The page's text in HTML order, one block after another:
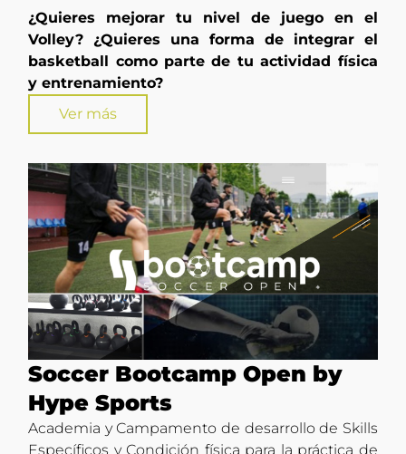
¿Quieres mejorar tu nivel de juego en el
Volley? ¿Quieres una forma de integrar el
basketball como parte de tu actividad física
y entrenamiento?
Ver más
Soccer Bootcamp Open by
Hype Sports
Academia y Campamento de desarrollo de Skills
Específicos y Condición física para la práctica de